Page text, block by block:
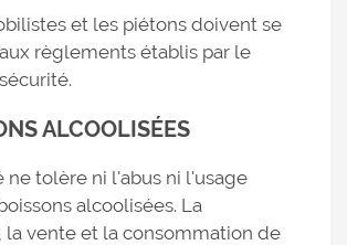
et les piétons doivent se
règlements établis par le
ALCOOLISÉES
ne tolère ni l'abus ni l'usage
alcoolisées. La
la vente et la consommation de